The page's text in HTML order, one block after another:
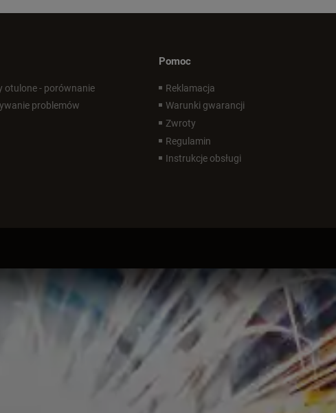
otulone - porównanie
problemów
Pomoc
Reklamacja
Warunki gwarancji
Zwroty
Regulamin
Instrukcje obsługi